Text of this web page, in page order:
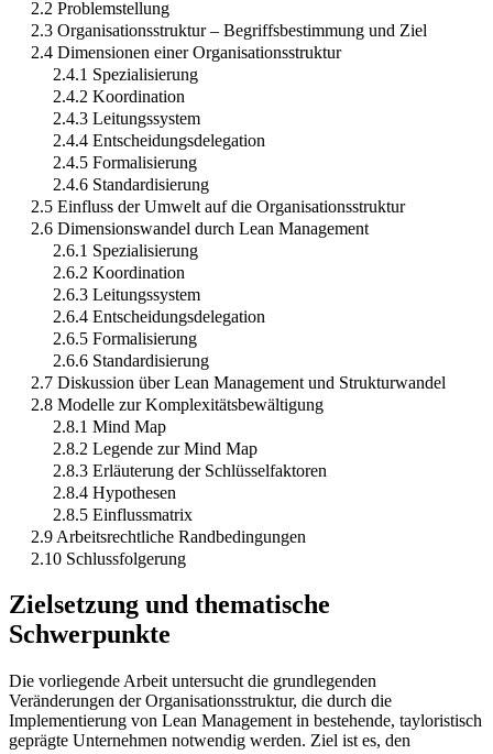
2.2 Problemstellung
2.3 Organisationsstruktur – Begriffsbestimmung und Ziel
2.4 Dimensionen einer Organisationsstruktur
2.4.1 Spezialisierung
2.4.2 Koordination
2.4.3 Leitungssystem
2.4.4 Entscheidungsdelegation
2.4.5 Formalisierung
2.4.6 Standardisierung
2.5 Einfluss der Umwelt auf die Organisationsstruktur
2.6 Dimensionswandel durch Lean Management
2.6.1 Spezialisierung
2.6.2 Koordination
2.6.3 Leitungssystem
2.6.4 Entscheidungsdelegation
2.6.5 Formalisierung
2.6.6 Standardisierung
2.7 Diskussion über Lean Management und Strukturwandel
2.8 Modelle zur Komplexitätsbewältigung
2.8.1 Mind Map
2.8.2 Legende zur Mind Map
2.8.3 Erläuterung der Schlüsselfaktoren
2.8.4 Hypothesen
2.8.5 Einflussmatrix
2.9 Arbeitsrechtliche Randbedingungen
2.10 Schlussfolgerung
Zielsetzung und thematische
Schwerpunkte
Die vorliegende Arbeit untersucht die grundlegenden
Veränderungen der Organisationsstruktur, die durch die
Implementierung von Lean Management in bestehende, tayloristisch
geprägte Unternehmen notwendig werden. Ziel ist es, den